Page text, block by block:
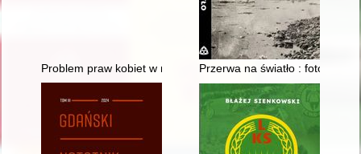
Problem praw kobiet w międzywojennej prasie dla Polek =
Przerwa na światło :